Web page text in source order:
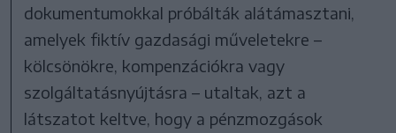
dokumentumokkal próbálták alátámasztani,
amelyek fiktív gazdasági műveletekre –
kölcsönökre, kompenzációkra vagy
szolgáltatásnyújtásra – utaltak, azt a
látszatot keltve, hogy a pénzmozgások